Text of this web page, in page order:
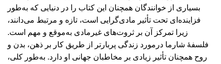
بسیاری از خوانندگان همچنان این کتاب را در دنیایی که به‌طور
فزاینده‌ای تحت تأثیر مادی‌گرایی است، تازه و مرتبط می‌دانند،
زیرا تمرکز آن بر ثروت‌های غیرمادی به‌موقع و مهم است.
فلسفۀ شارما درمورد زندگی پربارتر از طریق کار بر ذهن، بدن و
روح همچنان تأثیر زیادی بر مخاطبان جهانی او دارد. به‌طور کلی،